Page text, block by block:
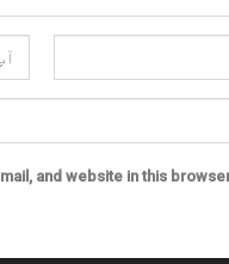
and website in this